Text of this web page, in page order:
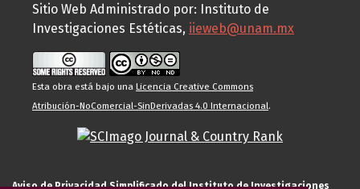
Sitio Web Administrado por: Instituto de
Investigaciones Estéticas, iieweb@unam.mx
Esta obra está bajo una Licencia Creative Commons
Atribución-NoComercial-SinDerivadas 4.0 Internacional.
Aviso de Privacidad Simplificado del Instituto de Investigaciones